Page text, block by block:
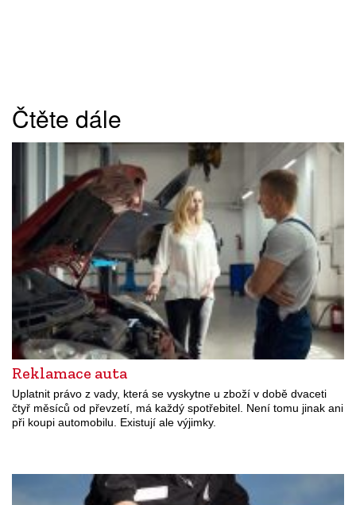
Čtěte dále
Reklamace auta
Uplatnit právo z vady, která se vyskytne u zboží v době dvaceti
čtyř měsíců od převzetí, má každý spotřebitel. Není tomu jinak ani
při koupi automobilu. Existují ale výjimky.